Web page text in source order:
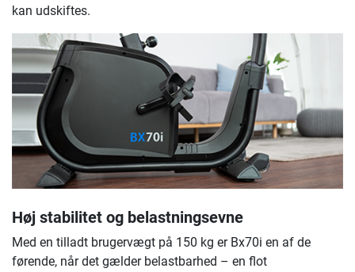
kan udskiftes.
Høj stabilitet og belastningsevne
Med en tilladt brugervægt på 150 kg er Bx70i en af de
førende, når det gælder belastbarhed – en flot